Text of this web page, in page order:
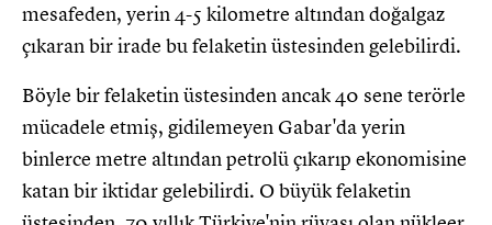
mesafeden, yerin 4-5 kilometre altından doğalgaz
çıkaran bir irade bu felaketin üstesinden gelebilirdi.
Böyle bir felaketin üstesinden ancak 40 sene terörle
mücadele etmiş, gidilemeyen Gabar'da yerin
binlerce metre altından petrolü çıkarıp ekonomisine
katan bir iktidar gelebilirdi. O büyük felaketin